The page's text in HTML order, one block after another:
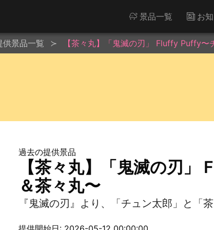
景品一覧 お
供景品一覧 【茶々丸】「鬼滅の刃」 Fluffy Puffy〜
過去の提供景品
【茶々丸】「鬼滅の刃
＆茶々丸〜
『鬼滅の刃』より、「チュン太郎」と「